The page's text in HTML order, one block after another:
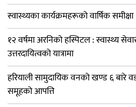
स्वास्थ्यका कार्यक्रमहरूको वार्षिक समीक्षा
१२ वर्षमा अरनिको हस्पिटल : स्वास्थ्य
उत्तरदायित्वको यात्रामा
हरियाली सामुदायिक वनको खण्ड ६ बारे
समूहको आपत्ति